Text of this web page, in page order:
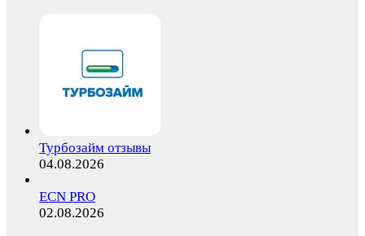
Турбозайм отзывы
04.08.2026
ECN PRO
02.08.2026